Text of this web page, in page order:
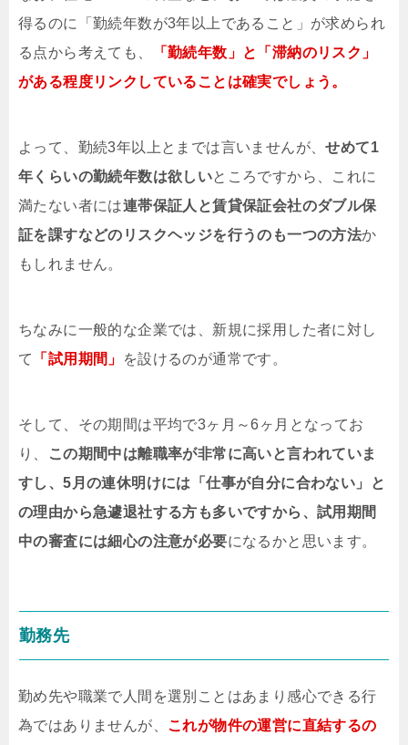
得るのに「勤続年数が3年以上であること」が求められ
る点から考えても、
「勤続年数」と「滞納のリスク」
がある程度リンクしていることは確実でしょう。
よって、勤続3年以上とまでは言いませんが、せめて1
年くらいの勤続年数は欲しいところですから、これに
満たない者には連帯保証人と賃貸保証会社のダブル保
証を課すなどのリスクヘッジを行うのも一つの方法か
もしれません。
ちなみに一般的な企業では、新規に採用した者に対し
て
「試用期間」 を設けるのが通常です。
そして、その期間は平均で3ヶ月～6ヶ月となってお
り、
この期間中は離職率が非常に高いと言われていま
すし、5月の連休明けには「仕事が自分に合わない」と
の理由から急遽退社する方も多いですから、試用期間
中の審査には細心の注意が必要になるかと思います。
勤務先
勤め先や職業で人間を選別ことはあまり感心できる行
為ではありませんが、 これが物件の運営に直結するの